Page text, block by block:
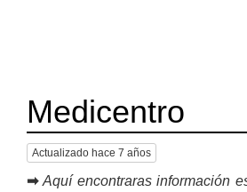
Medicentro
Actualizado hace 7 años
➡ Aquí encontraras información